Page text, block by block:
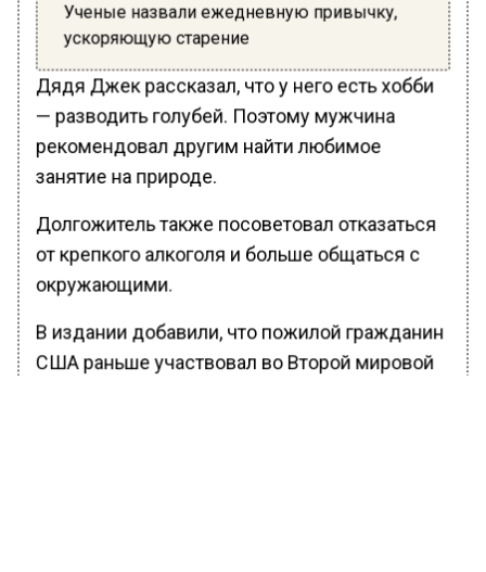
Ученые назвали ежедневную привычку,
ускоряющую старение
Дядя Джек рассказал, что у него есть хобби
— разводить голубей. Поэтому мужчина
рекомендовал другим найти любимое
занятие на природе.
Долгожитель также посоветовал отказаться
от крепкого алкоголя и больше общаться с
окружающими.
В издании добавили, что пожилой гражданин
США раньше участвовал во Второй мировой